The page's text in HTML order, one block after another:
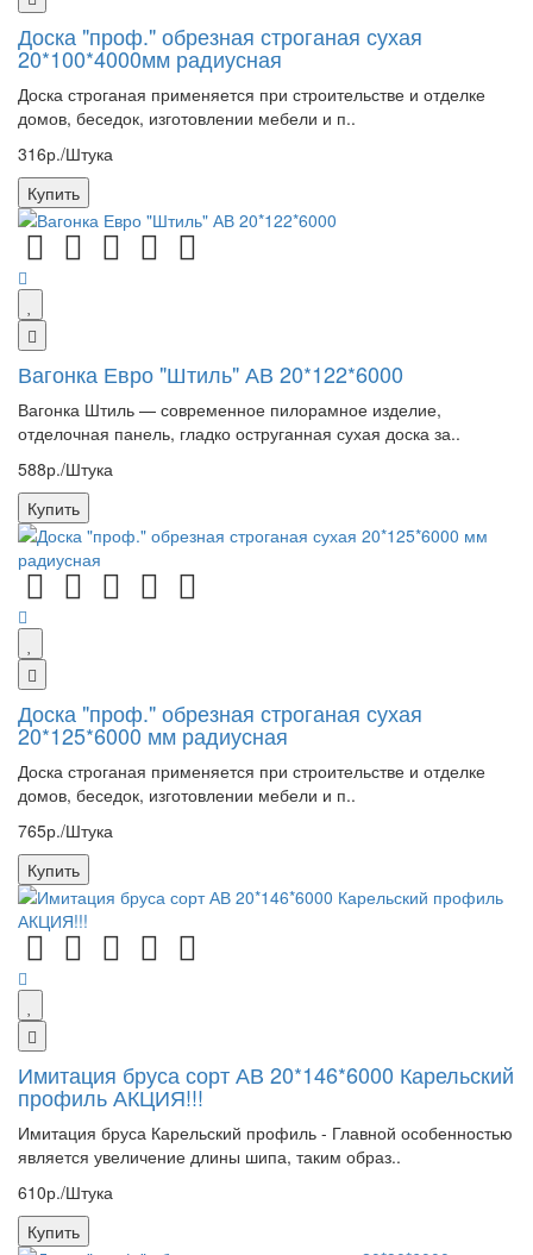
Доска "проф." обрезная строганая сухая
20*100*4000мм радиусная
Доска строганая применяется при строительстве и отделке
домов, беседок, изготовлении мебели и п..
316р./Штука
Купить
Вагонка Евро "Штиль" АВ 20*122*6000
Вагонка Штиль — современное пилорамное изделие,
отделочная панель, гладко оструганная сухая доска за..
588р./Штука
Купить
Доска "проф." обрезная строганая сухая
20*125*6000 мм радиусная
Доска строганая применяется при строительстве и отделке
домов, беседок, изготовлении мебели и п..
765р./Штука
Купить
Имитация бруса сорт АВ 20*146*6000 Карельский
профиль АКЦИЯ!!!
Имитация бруса Карельский профиль - Главной особенностью
является увеличение длины шипа, таким образ..
610р./Штука
Купить